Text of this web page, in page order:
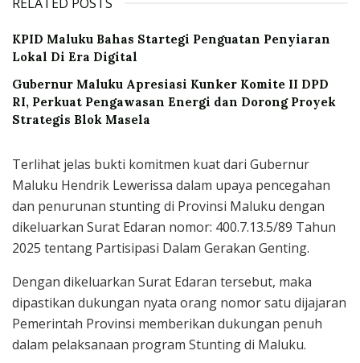
KPID Maluku Bahas Startegi Penguatan Penyiaran
Lokal Di Era Digital
Gubernur Maluku Apresiasi Kunker Komite II DPD
RI, Perkuat Pengawasan Energi dan Dorong Proyek
Strategis Blok Masela
Terlihat jelas bukti komitmen kuat dari Gubernur
Maluku Hendrik Lewerissa dalam upaya pencegahan
dan penurunan stunting di Provinsi Maluku dengan
dikeluarkan Surat Edaran nomor: 400.7.13.5/89 Tahun
2025 tentang Partisipasi Dalam Gerakan Genting.
Dengan dikeluarkan Surat Edaran tersebut, maka
dipastikan dukungan nyata orang nomor satu dijajaran
Pemerintah Provinsi memberikan dukungan penuh
dalam pelaksanaan program Stunting di Maluku.